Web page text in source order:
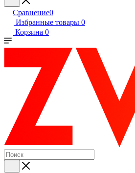
Сравнение0
Избранные товары 0
Корзина 0